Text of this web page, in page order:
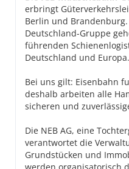
erbringt
Berlin und
Deutschland-Gruppe
führenden
Deutschland und Europa.
Bei uns gilt: Eisenbahn
deshalb arbeiten alle
sicheren und
Die NEB AG, eine
verantwortet die
Grundstücken und